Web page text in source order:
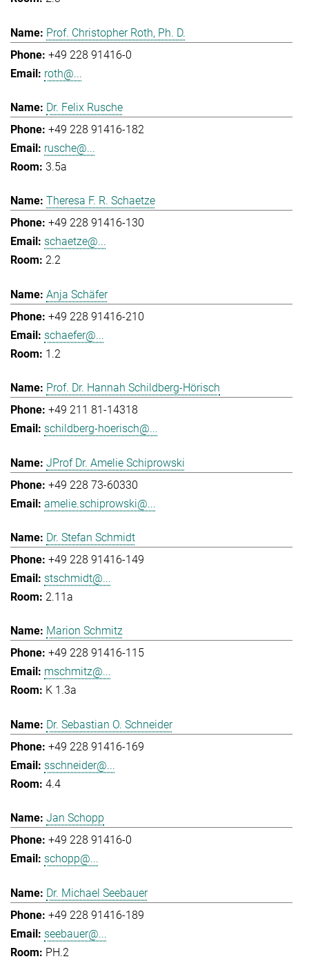
Prof. Christopher Roth, Ph. D.
+49 228 91416-0
roth@...
Dr. Felix Rusche
+49 228 91416-182
rusche@...
3.5a
Theresa F. R. Schaetze
+49 228 91416-130
schaetze@...
2.2
Anja Schäfer
+49 228 91416-210
schaefer@...
1.2
Prof. Dr. Hannah Schildberg-Hörisch
+49 211 81-14318
schildberg-hoerisch@...
JProf Dr. Amelie Schiprowski
+49 228 73-60330
amelie.schiprowski@...
Dr. Stefan Schmidt
+49 228 91416-149
stschmidt@...
2.11a
Marion Schmitz
+49 228 91416-115
mschmitz@...
K 1.3a
Dr. Sebastian O. Schneider
+49 228 91416-169
sschneider@...
4.4
Jan Schopp
+49 228 91416-0
schopp@...
Dr. Michael Seebauer
+49 228 91416-189
seebauer@...
PH.2